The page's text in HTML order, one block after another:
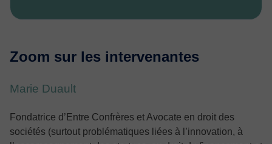
Zoom sur les intervenantes
Marie Duault
Fondatrice d’Entre Confrères et Avocate en droit des
sociétés (surtout problématiques liées à l’innovation, à